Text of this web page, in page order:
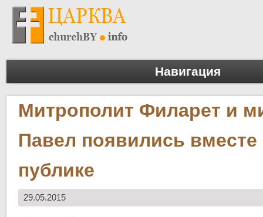
Навигация
Митрополит Филарет и
Павел появились вместе
публике
29.05.2015